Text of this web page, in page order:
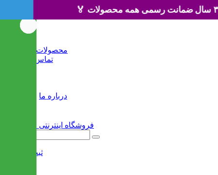
🏅 ۳ سال ضمانت رسمی همه محصولات 🏅
محصولات جدید
تماس با ما
درباره ما
ثبت نام